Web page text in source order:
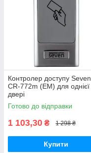
Контролер доступу Seven
CR-772m (EM) для однієї
двері
Готово до відправки
1 103,30 ₴ 1 298 ₴
Купити